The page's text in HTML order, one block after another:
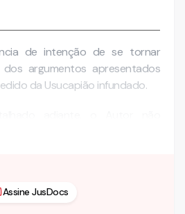
de intenção de se tornar
argumentos apresentados
da Usucapião infundado.
Assine JusDocs